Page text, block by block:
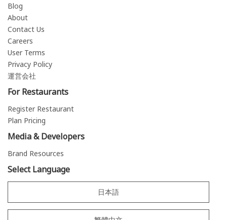
Blog
About
Contact Us
Careers
User Terms
Privacy Policy
運営会社
For Restaurants
Register Restaurant
Plan Pricing
Media & Developers
Brand Resources
Select Language
日本語